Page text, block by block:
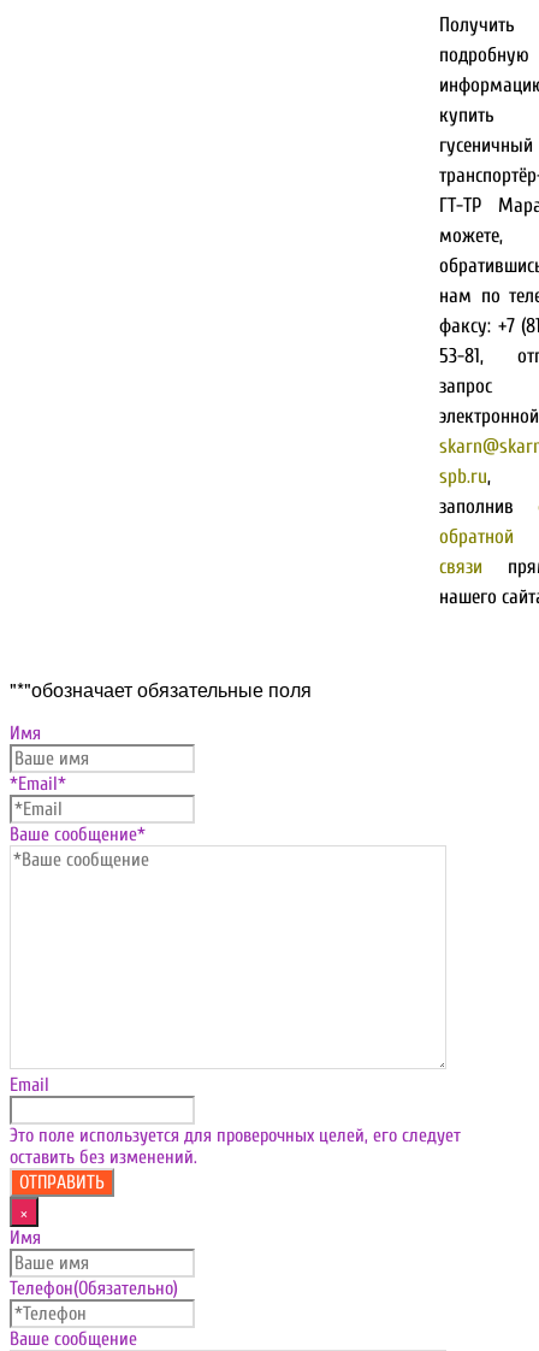
Получить
подробную
купить
гусеничный
ГТ-ТР
можете,
нам по
факсу: +7
53-81,
spb.ru,
заполнив
обратной
связи
нашего
вверх
"*"обозначает обязательные поля
Имя
*Email*
Ваше сообщение*
Email
Это поле используется для проверочных целей, его следует
оставить без изменений.
×
Имя
Телефон(Обязательно)
Ваше сообщение